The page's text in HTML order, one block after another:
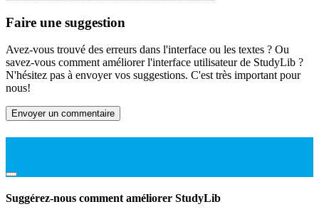
Faire une suggestion
Avez-vous trouvé des erreurs dans l'interface ou les textes ? Ou
savez-vous comment améliorer l'interface utilisateur de StudyLib ?
N'hésitez pas à envoyer vos suggestions. C'est très important pour
nous!
Envoyer un commentaire
Suggérez-nous comment améliorer StudyLib